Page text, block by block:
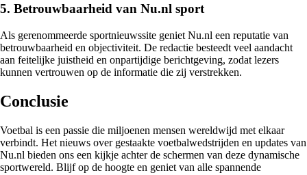
5. Betrouwbaarheid van Nu.nl sport
Als gerenommeerde sportnieuwssite geniet Nu.nl een reputatie van
betrouwbaarheid en objectiviteit. De redactie besteedt veel aandacht
aan feitelijke juistheid en onpartijdige berichtgeving, zodat lezers
kunnen vertrouwen op de informatie die zij verstrekken.
Conclusie
Voetbal is een passie die miljoenen mensen wereldwijd met elkaar
verbindt. Het nieuws over gestaakte voetbalwedstrijden en updates van
Nu.nl bieden ons een kijkje achter de schermen van deze dynamische
sportwereld. Blijf op de hoogte en geniet van alle spannende